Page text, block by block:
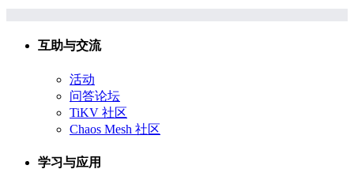
互助与交流
活动
问答论坛
TiKV 社区
Chaos Mesh 社区
学习与应用